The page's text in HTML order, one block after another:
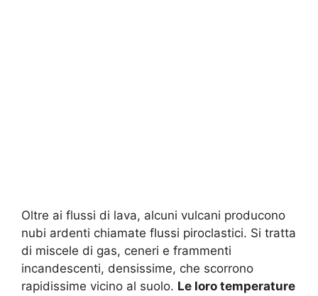
Oltre ai flussi di lava, alcuni vulcani producono
nubi ardenti chiamate flussi piroclastici. Si tratta
di miscele di gas, ceneri e frammenti
incandescenti, densissime, che scorrono
rapidissime vicino al suolo. Le loro temperature